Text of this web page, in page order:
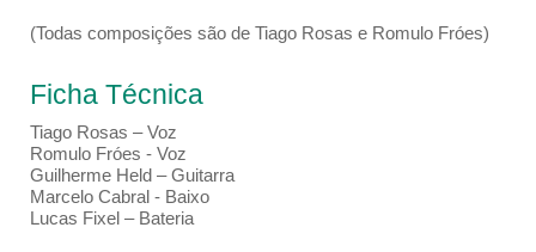
(Todas composições são de Tiago Rosas e Romulo Fróes)
Ficha Técnica
Tiago Rosas – Voz
Romulo Fróes - Voz
Guilherme Held – Guitarra
Marcelo Cabral - Baixo
Lucas Fixel – Bateria